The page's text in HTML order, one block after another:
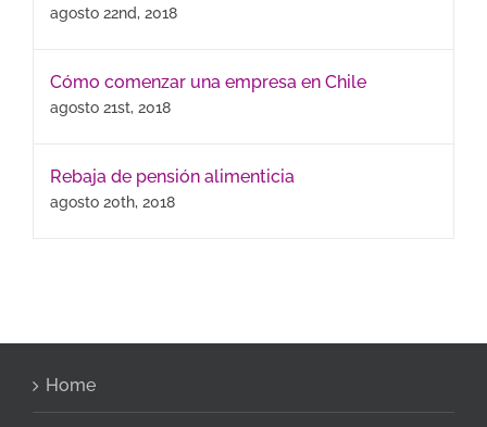
agosto 22nd, 2018
Cómo comenzar una empresa en Chile
agosto 21st, 2018
Rebaja de pensión alimenticia
agosto 20th, 2018
Home